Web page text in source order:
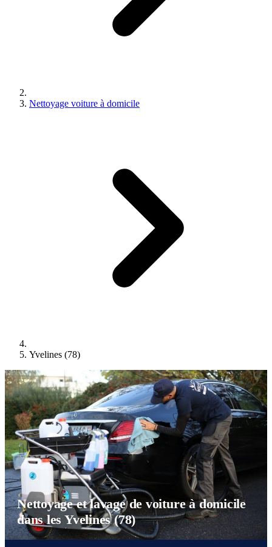
Nettoyage voiture à domicile
Yvelines (78)
Nettoyage et lavage de voiture à domicile
dans les Yvelines (78)